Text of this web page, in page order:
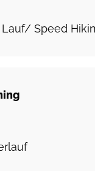
Lauf/ Speed